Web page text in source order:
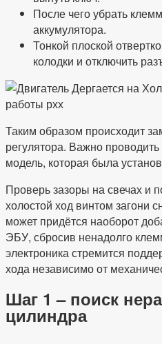
После чего убрать
аккумулятора.
Тонкой плоской
колодки и отключить
Таким образом происходит
регулятора. Важно
модель, которая была
Проверь зазоры на свечах и
холостой ход винтом загони
может придётся наоборот
ЭБУ, сбросив ненадолго
электроника стремится
хода независимо от
Шаг 1 – поиск
цилиндра